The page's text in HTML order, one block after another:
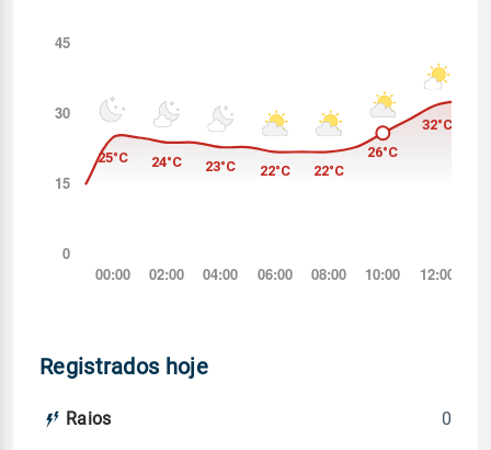
Registrados hoje
Raios 0